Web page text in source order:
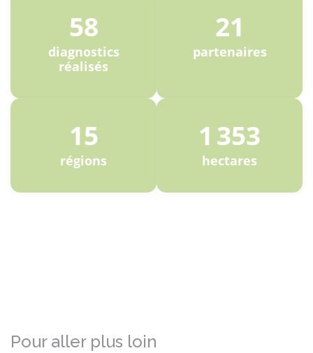
58
diagnostics
réalisés
21
partenaires
15
régions
1 353
hectares
Pour aller plus loin